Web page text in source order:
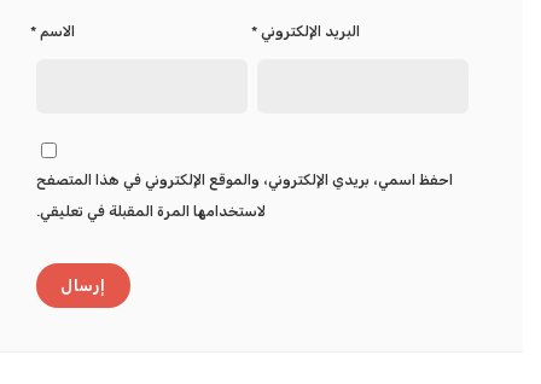
الاسم * البريد الإلكتروني*
احفظ اسمي، بريدي الإلكتروني، والموقع الإلكتروني في هذا المتصفح
لاستخدامها المرة المقبلة في تعليقي.